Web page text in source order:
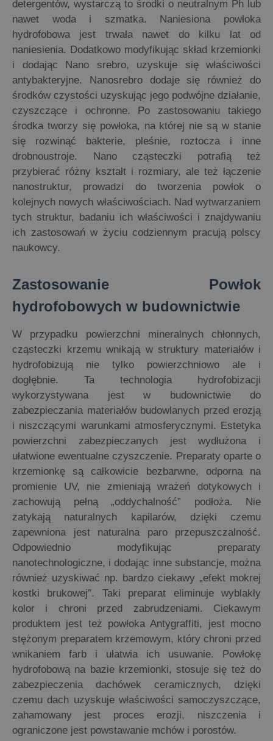
detergentów, wystarczą to środki o neutralnym Ph lub
nawet woda i szmatka. Naniesiona powłoka
hydrofobowa jest trwała nawet do kilku lat od
naniesienia. Dodatkowo modyfikując skład krzemionki
i dodając Nano srebro, uzyskuje się właściwości
antybakteryjne. Nanosrebro dodaje się również do
środków czystości uzyskując jego podwójne działanie,
czyszczące i ochronne. Po zastosowaniu takiego
środka tworzy się powłoka, na której nie są w stanie
się rozwinąć bakterie, pleśnie, roztocza i inne
drobnoustroje. Nano cząsteczki potrafią też
przybierać różny kształt i rozmiary, ale też łączenie
nanostruktur, prowadzi do tworzenia powłok o
kolejnych nowych właściwościach. Nad wytwarzaniem
tych struktur, badaniu ich właściwości i znajdywaniu
ich zastosowań w życiu codziennym pracują polscy
naukowcy.
Zastosowanie Powłok
hydrofobowych w budownictwie
W przypadku powierzchni mineralnych chłonnych,
cząsteczki krzemu wnikają w struktury materiałów i
hydrofobizują nie tylko powierzchniowo ale i
dogłębnie. Ta technologia hydrofobizacji
wykorzystywana jest w budownictwie do
zabezpieczania materiałów budowlanych przed erozją
i niszczącymi warunkami atmosferycznymi. Estetyka
powierzchni zabezpieczanych jest wydłużona i
ułatwione ewentualne czyszczenie. Preparaty oparte o
krzemionkę są całkowicie bezbarwne, odporna na
promienie UV, nie zmieniają wrażeń dotykowych i
zachowują pełną „oddychalność” podłoża. Nie
zatykają naturalnych kapilarów, dzięki czemu
zapewniona jest naturalna paro przepuszczalność.
Odpowiednio modyfikując preparaty
nanotechnologiczne, i dodając inne substancje, można
również uzyskiwać np. bardzo ciekawy „efekt mokrej
kostki brukowej”. Taki preparat eliminuje wyblakły
kolor i chroni przed zabrudzeniami. Ciekawym
produktem jest też powłoka Antygraffiti, jest mocno
stężonym preparatem krzemowym, który chroni przed
wnikaniem farb i ułatwia ich usuwanie. Powłokę
hydrofobową na bazie krzemionki, stosuje się też do
zabezpieczenia dachówek ceramicznych, dzięki
czemu dach uzyskuje właściwości samoczyszczące,
zahamowany jest proces erozji, niszczenia i
ograniczone jest powstawanie mchów i porostów.